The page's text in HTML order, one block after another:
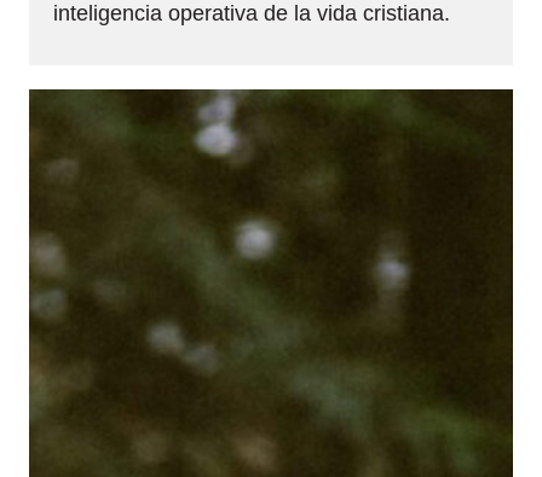
inteligencia operativa de la vida cristiana.